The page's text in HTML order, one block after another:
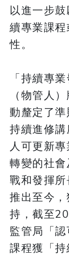
以進一步
續專業課
性。
「持續專
（物管人
動釐定了
持續進修
人可更新
轉變的社
戰和發揮所
推出至今
持，截至
監管局「
課程獲「持